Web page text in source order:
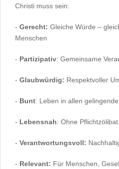
Christi muss sein:
- Gerecht: Gleiche Würde –
Menschen
- Partizipativ: Gemeinsame
- Glaubwürdig: Respektvoller
- Bunt: Leben in allen
- Lebensnah: Ohne Pflichtzölibat
- Verantwortungsvoll:
- Relevant: Für Menschen,